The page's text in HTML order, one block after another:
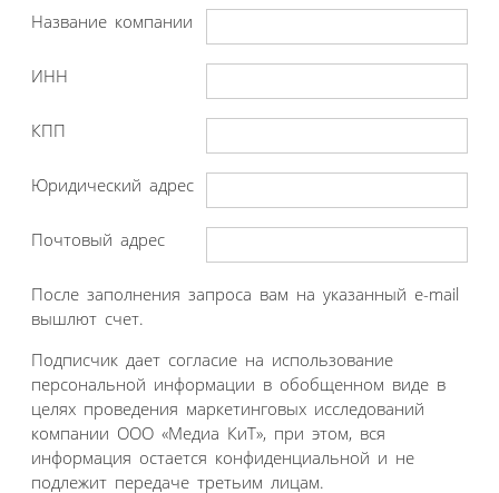
Название компании
ИНН
КПП
Юридический адрес
Почтовый адрес
После заполнения запроса вам на указанный e-mail
вышлют счет.
Подписчик дает согласие на использование
персональной информации в обобщенном виде в
целях проведения маркетинговых исследований
компании ООО «Медиа КиТ», при этом, вся
информация остается конфиденциальной и не
подлежит передаче третьим лицам.